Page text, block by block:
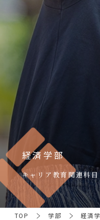
経済学部
キャリア教育関連科目
TOP 学部
経済